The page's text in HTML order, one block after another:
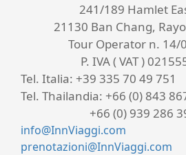
241/189 Hamlet
21130 Ban Chang,
Tour Operator n. 14/
P. IVA ( VAT )
Tel. Italia: +39 335 70 49 751
Tel. Thailandia: +66 (0) 843
+66 (0) 939 286
info@InnViaggi.com
prenotazioni@InnViaggi.com